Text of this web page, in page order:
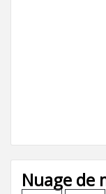
Nuage de